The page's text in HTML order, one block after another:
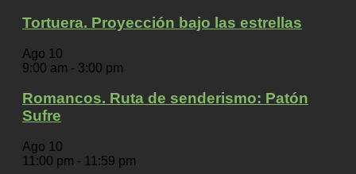
Tortuera. Proyección bajo las estrellas
Ago 10
9:00 am - 3:00 pm
Romancos. Ruta de senderismo: Patón
Sufre
Ago 10
11:00 pm - 11:59 pm